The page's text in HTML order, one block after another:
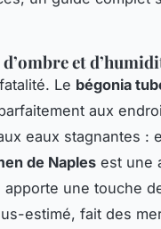
et
Le bégonia
aux
eaux stagnantes :
de Naples est une
apporte une touche
estimé, fait des